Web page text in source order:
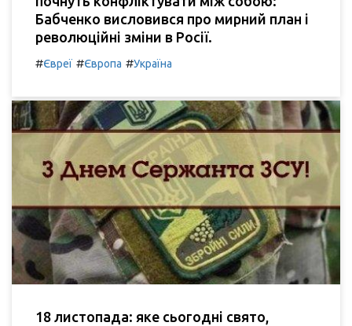
Бабченко висловився про мирний план і
революційні зміни в Росії.
#Євреї #Європа #Україна
18 листопада: яке сьогодні свято,